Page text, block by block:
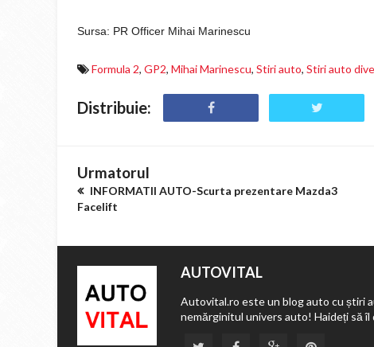
Sursa: PR Officer Mihai Marinescu
Formula 2, GP2, Mihai Marinescu, Stiri auto, Stiri auto
Distribuie:
Urmatorul
INFORMATII AUTO-Scurta prezentare Mazda3
Facelift
AUTOVITAL
Autovital.ro este un blog auto cu știri
nemărginitul univers auto! Haideți să îl